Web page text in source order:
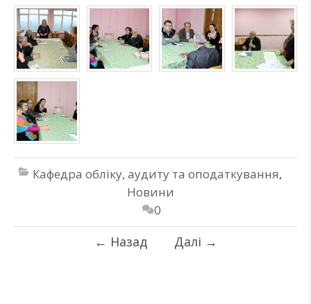
Кафедра обліку, аудиту та оподаткування,
Новини
0
← Назад Далі →